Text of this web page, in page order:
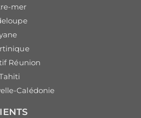
mer
Réunion
Calédonie